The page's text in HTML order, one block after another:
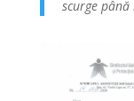
scurge